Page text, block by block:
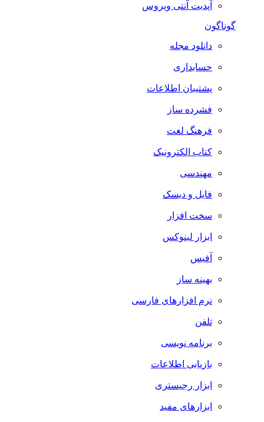
آپدیت آنتی ویروس
گوناگون
دانلود مجله
حسابداری
پشتیبان اطلاعات
فشرده ساز
فرهنگ لغت
کتاب الکترونیک
مهندسی
فایل و دیسک
سخت افزار
ابزار لینوکس
آفیس
بهینه ساز
نرم افزارهای فارسی
تلفن
برنامه نویسی
بازیابی اطلاعات
ابزار رجیستری
ابزارهای مفید